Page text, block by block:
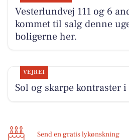
Vesterlundvej 111 og 6
kommet til salg denne
boligerne her.
VEJRET
Sol og skarpe kontraster i
Send en gratis lykønskning